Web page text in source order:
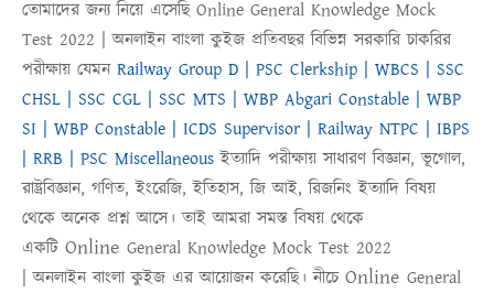
তোমাদের জন্য নিয়ে এসেছি Online General Knowledge Mock
Test 2022 |অনলাইনবাংলা কুইজ প্রতিবছর বিভিন্ন সরকারি চাকরির
পরীক্ষায় যেমন Railway Group D | PSC Clerkship | WBCS | SSC
CHSL | SSC CGL | SSC MTS | WBP Abgari Constable | WBP
SI | WBP Constable | ICDS Supervisor | Railway NTPC | IBPS
| RRB | PSC Miscellaneous ইত্যাদি পরীক্ষায় সাধারণ বিজ্ঞান, ভূগোল,
রাষ্ট্রবিজ্ঞান, গণিত, ইংরেজি, ইতিহাস, জি আই, রিজনিং ইত্যাদি বিষয়
থেকে অনেক প্রশ্ন আসে। তাই আমরা সমস্ত বিষয় থেকে
একটি Online General Knowledge Mock Test 2022
|অনলাইনবাংলা কুইজ এর আয়োজন করেছি। নীচে Online General